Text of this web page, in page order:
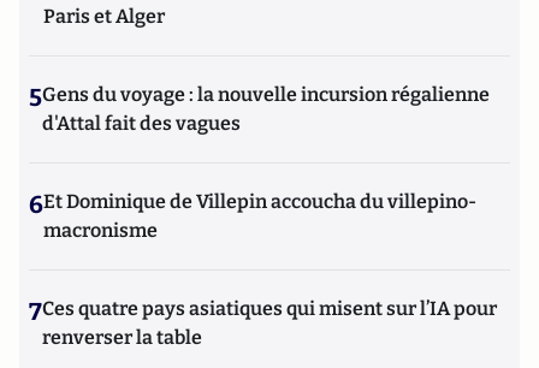
Paris et Alger
5Gens du voyage : la nouvelle incursion régalienne
d'Attal fait des vagues
6Et Dominique de Villepin accoucha du villepino-
macronisme
7Ces quatre pays asiatiques qui misent sur l’IA pour
renverser la table